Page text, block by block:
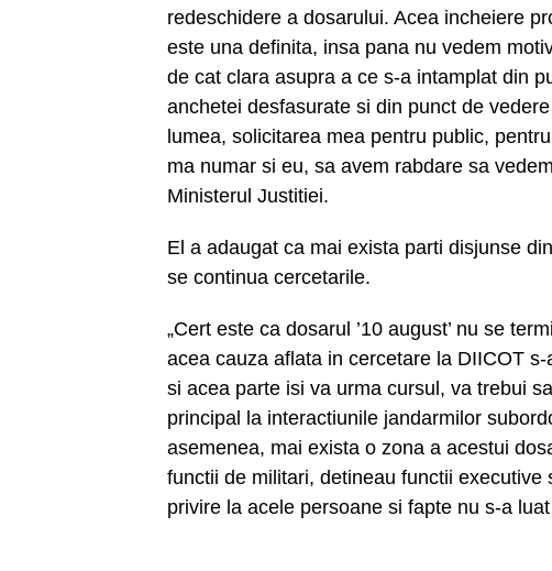
redeschidere a dosarului. Acea incheiere
este una definita, insa pana nu vedem
de cat clara asupra a ce s-a intamplat din
anchetei desfasurate si din punct de
lumea, solicitarea mea pentru public,
ma numar si eu, sa avem rabdare sa
Ministerul Justitiei.
El a adaugat ca mai exista parti disjunse
se continua cercetarile.
„Cert este ca dosarul ’10 august’ nu se
acea cauza aflata in cercetare la DIICOT
si acea parte isi va urma cursul, va trebui
principal la interactiunile jandarmilor
asemenea, mai exista o zona a acestui
functii de militari, detineau functii
privire la acele persoane si fapte nu s-a